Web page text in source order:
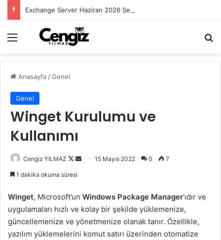
Menü
Anasayfa /Genel
Genel
Winget Kurulumu ve
Kullanımı
Cengiz YILMAZ
Follow
Bir
göndermek
15 Mayıs 2022 0 7
1 dakika okuma süresi
Winget, Microsoft’un Windows Package Manager‘ıdır ve
uygulamaları hızlı ve kolay bir şekilde yüklemenize,
güncellemenize ve yönetmenize olanak tanır. Özellikle,
yazılım yüklemelerini komut satırı üzerinden otomatize